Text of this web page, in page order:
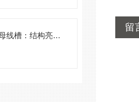
探秘高压耐火型母线槽：结构亮点与实用效能
留